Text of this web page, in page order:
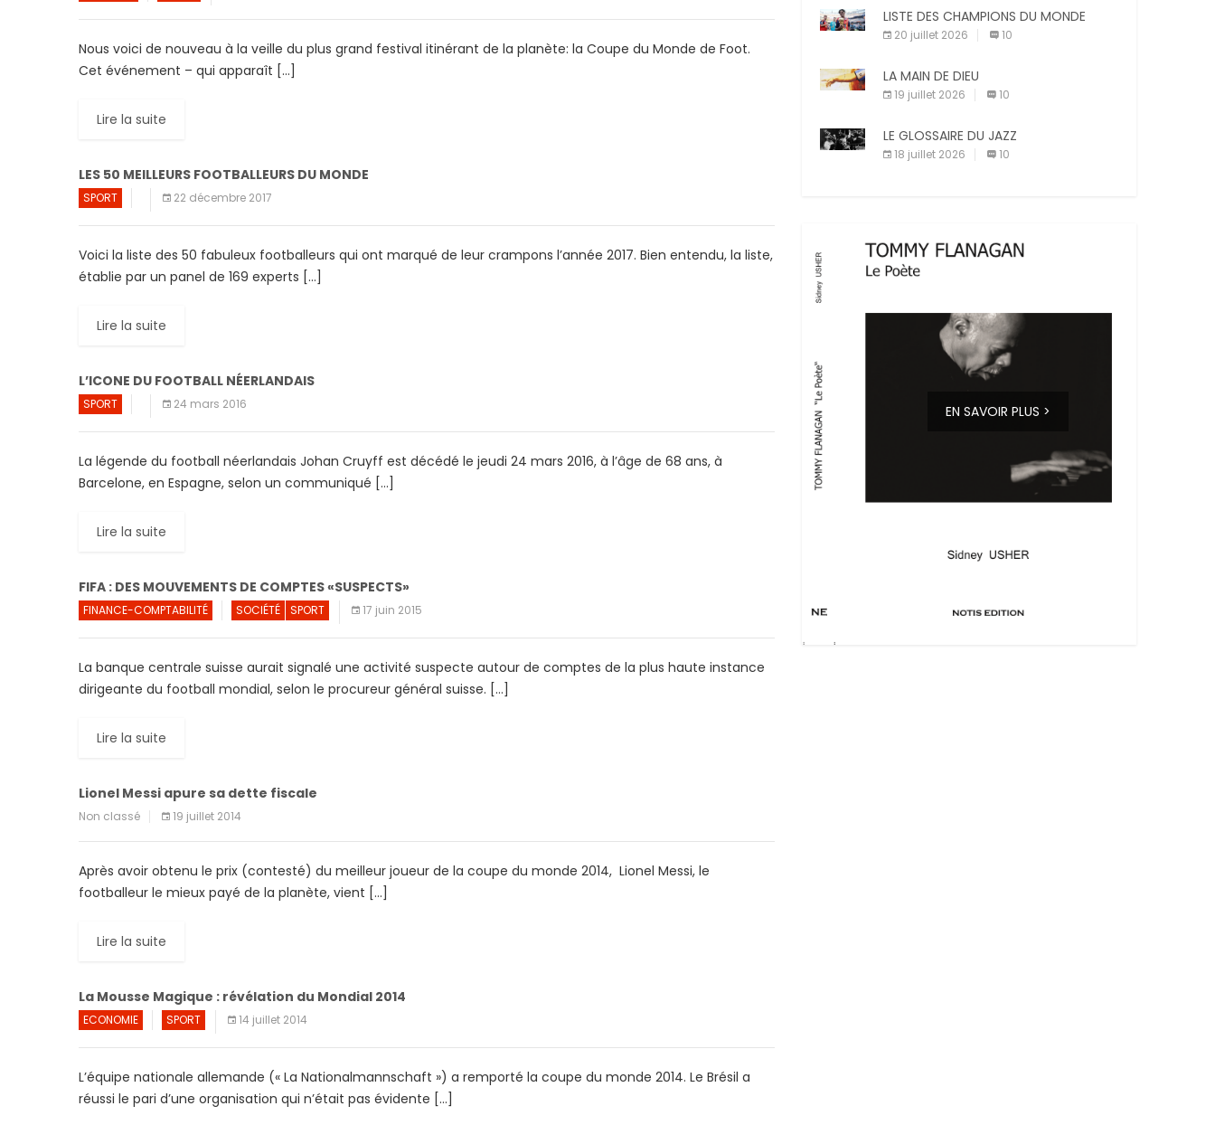
Nous voici de nouveau à la veille du plus grand festival itinérant de la planète: la Coupe du Monde de Foot.
Cet événement – qui apparaît […]
Lire la suite
LES 50 MEILLEURS FOOTBALLEURS DU MONDE
SPORT 22 décembre 2017
Voici la liste des 50 fabuleux footballeurs qui ont marqué de leur crampons l’année 2017. Bien entendu, la liste,
établie par un panel de 169 experts […]
Lire la suite
L’ICONE DU FOOTBALL NÉERLANDAIS
SPORT 24 mars 2016
La légende du football néerlandais Johan Cruyff est décédé le jeudi 24 mars 2016, à l’âge de 68 ans, à
Barcelone, en Espagne, selon un communiqué […]
Lire la suite
FIFA : DES MOUVEMENTS DE COMPTES «SUSPECTS»
FINANCE-COMPTABILITÉ SOCIÉTÉ SPORT 17 juin 2015
La banque centrale suisse aurait signalé une activité suspecte autour de comptes de la plus haute instance
dirigeante du football mondial, selon le procureur général suisse. […]
Lire la suite
Lionel Messi apure sa dette fiscale
Non classé 19 juillet 2014
Après avoir obtenu le prix (contesté) du meilleur joueur de la coupe du monde 2014, Lionel Messi, le
footballeur le mieux payé de la planète, vient […]
Lire la suite
La Mousse Magique : révélation du Mondial 2014
ECONOMIE SPORT 14 juillet 2014
L’équipe nationale allemande (« La Nationalmannschaft ») a remporté la coupe du monde 2014. Le Brésil a
réussi le pari d’une organisation qui n’était pas évidente […]
LISTE DES CHAMPIONS DU MONDE
20 juillet 2026 10
LA MAIN DE DIEU
19 juillet 2026 10
LE GLOSSAIRE DU JAZZ
18 juillet 2026 10
EN SAVOIR PLUS >